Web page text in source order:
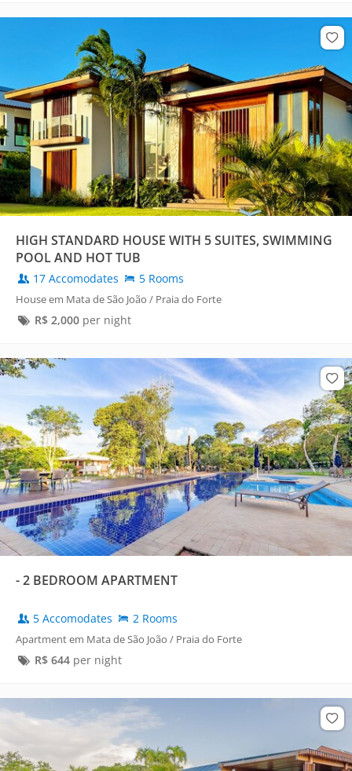
HIGH STANDARD HOUSE WITH 5 SUITES, SWIMMING
POOL AND HOT TUB
17 Accomodates 5 Rooms
House em Mata de São João / Praia do Forte
R$ 2,000per night
- 2 BEDROOM APARTMENT
5 Accomodates 2 Rooms
Apartment em Mata de São João / Praia do Forte
R$ 644per night